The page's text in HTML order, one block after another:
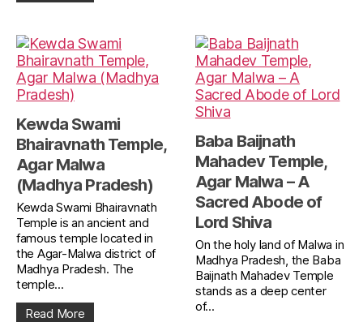
Kewda Swami
Bhairavnath Temple,
Agar Malwa
(Madhya Pradesh)
Kewda Swami Bhairavnath
Temple is an ancient and
famous temple located in
the Agar-Malwa district of
Madhya Pradesh. The
temple...
Read More
Baba Baijnath
Mahadev Temple,
Agar Malwa – A
Sacred Abode of
Lord Shiva
On the holy land of Malwa in
Madhya Pradesh, the Baba
Baijnath Mahadev Temple
stands as a deep center
of...